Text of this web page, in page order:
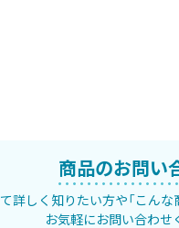
商品のお問い
詳しく知りたい方や「こん
お気軽にお問い合わせ